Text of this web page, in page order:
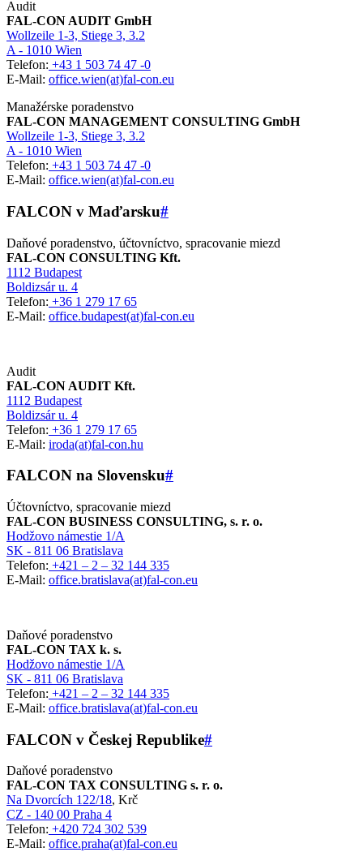
Audit
FAL-CON AUDIT GmbH
Wollzeile 1-3, Stiege 3, 3.2
A - 1010 Wien
Telefon: +43 1 503 74 47 -0
E-Mail: office.wien(at)fal-con.eu
Manažérske poradenstvo
FAL-CON MANAGEMENT CONSULTING GmbH
Wollzeile 1-3, Stiege 3, 3.2
A - 1010 Wien
Telefon: +43 1 503 74 47 -0
E-Mail: office.wien(at)fal-con.eu
FALCON v Maďarsku#
Daňové poradenstvo, účtovníctvo, spracovanie miezd
FAL-CON CONSULTING Kft.
1112 Budapest
Boldizsár u. 4
Telefon: +36 1 279 17 65
E-Mail: office.budapest(at)fal-con.eu
Audit
FAL-CON AUDIT Kft.
1112 Budapest
Boldizsár u. 4
Telefon: +36 1 279 17 65
E-Mail: iroda(at)fal-con.hu
FALCON na Slovensku#
Účtovníctvo, spracovanie miezd
FAL-CON BUSINESS CONSULTING, s. r. o.
Hodžovo námestie 1/A
SK - 811 06 Bratislava
Telefon: +421 – 2 – 32 144 335
E-Mail: office.bratislava(at)fal-con.eu
Daňové poradenstvo
FAL-CON TAX k. s.
Hodžovo námestie 1/A
SK - 811 06 Bratislava
Telefon: +421 – 2 – 32 144 335
E-Mail: office.bratislava(at)fal-con.eu
FALCON v Českej Republike#
Daňové poradenstvo
FAL-CON TAX CONSULTING s. r. o.
Na Dvorcích 122/18, Krč
CZ - 140 00 Praha 4
Telefon: +420 724 302 539
E-Mail: office.praha(at)fal-con.eu